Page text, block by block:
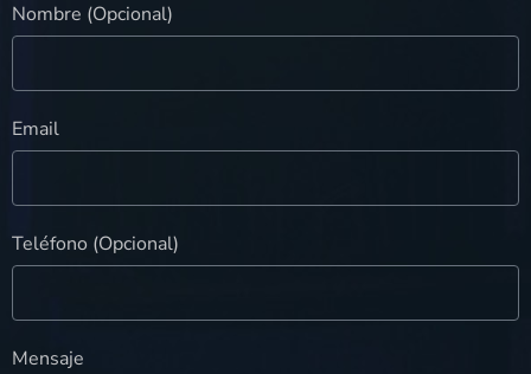
Nombre (Opcional)
Email
Teléfono (Opcional)
Mensaje